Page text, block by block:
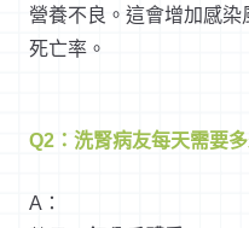
營養不良。這會增加感
死亡率。
Q2：洗腎病友每天需要
A：